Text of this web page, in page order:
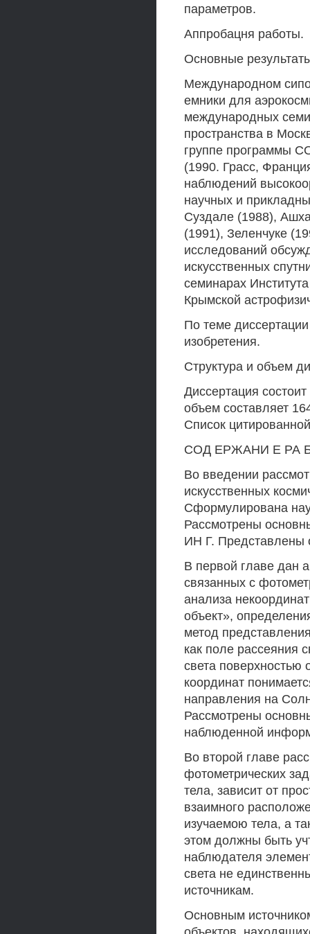
параметров.
Аппробацня работы.
Основные
Международном
емники для
международных
пространства в
группе программы
(1990. Грасс,
наблюдений
научных и
Суздале (1988),
(1991), Зеленчуке
исследований
искусственных
семинарах
Крымской
По теме
изобретения.
Структура и объем
Диссертация
объем составляет
Список
СОД ЕРЖАНИ Е РА
Во введении
искусственных
Сформулирована
Рассмотрены
ИН Г. Представлены
В первой главе дан
связанных с
анализа
объект»,
метод
как поле рассеяния
света поверхностью
координат
направления на
Рассмотрены
наблюденной
Во второй главе
фотометрических
тела, зависит от
взаимного
изучаемою тела, а
этом должны быть
наблюдателя
света не
источникам.
Основным